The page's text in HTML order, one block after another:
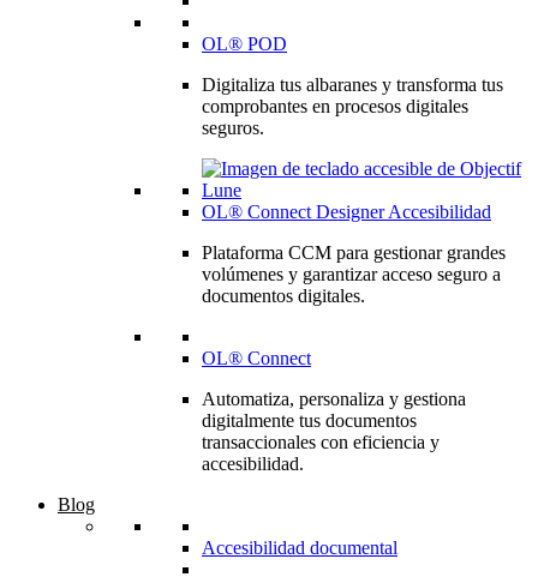
OL® POD
Digitaliza tus albaranes y transforma tus
comprobantes en procesos digitales
seguros.
OL® Connect Designer Accesibilidad
Plataforma CCM para gestionar grandes
volúmenes y garantizar acceso seguro a
documentos digitales.
OL® Connect
Automatiza, personaliza y gestiona
digitalmente tus documentos
transaccionales con eficiencia y
accesibilidad.
Blog
Accesibilidad documental